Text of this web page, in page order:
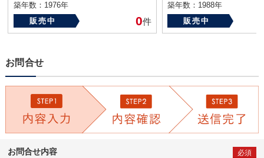
築年数：1976年
販売中
0件
築年数：1988年
販売中
お問合せ
お問合せ内容 必須